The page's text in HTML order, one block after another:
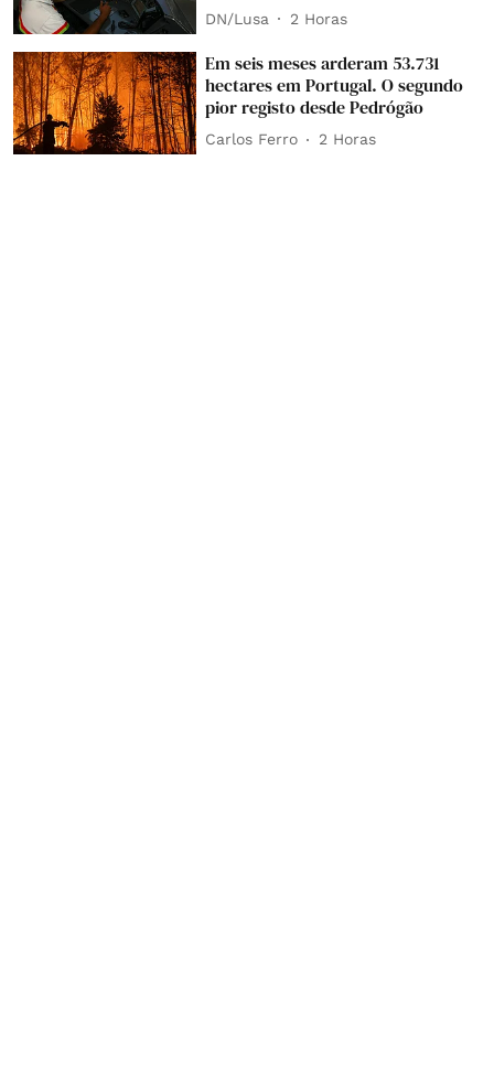
DN/Lusa 2 Horas
Em seis meses arderam 53.731
hectares em Portugal. O segundo
pior registo desde Pedrógão
Carlos Ferro 2 Horas